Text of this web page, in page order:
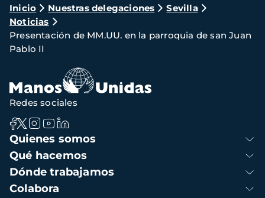
Ruta
de
navegación
Inicio Nuestras delegaciones
Sevilla
Noticias
Presentación de MM.UU. en la parroquia de san Juan
Pablo II
Navegación
principal
Quienes somos
Qué hacemos
Dónde trabajamos
Colabora
Redes sociales